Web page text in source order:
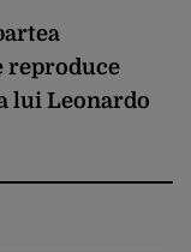
reproduce
lui Leonardo